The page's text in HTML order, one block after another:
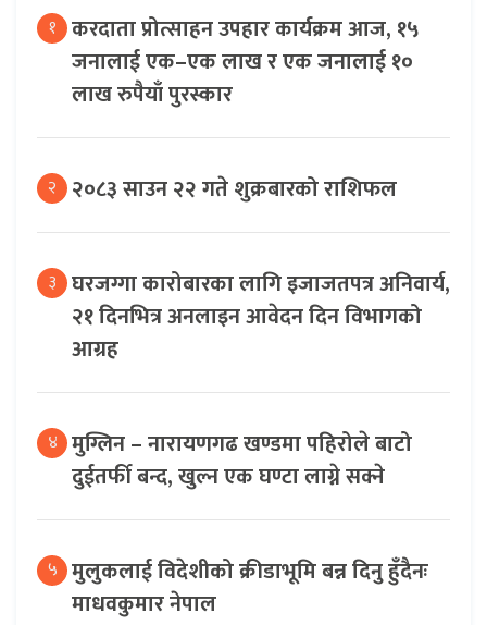
१ करदाता प्रोत्साहन उपहार कार्यक्रम आज, १५
जनालाई एक–एक लाख र एक जनालाई १०
लाख रुपैयाँ पुरस्कार
२ २०८३ साउन २२ गते शुक्रबारको राशिफल
३ घरजग्गा कारोबारका लागि इजाजतपत्र अनिवार्य,
२१ दिनभित्र अनलाइन आवेदन दिन विभागको
आग्रह
४ मुग्लिन – नारायणगढ खण्डमा पहिरोले बाटो
दुईतर्फी बन्द, खुल्न एक घण्टा लाग्ने सक्ने
५ मुलुकलाई विदेशीको क्रीडाभूमि बन्न दिनु हुँदैनः
माधवकुमार नेपाल